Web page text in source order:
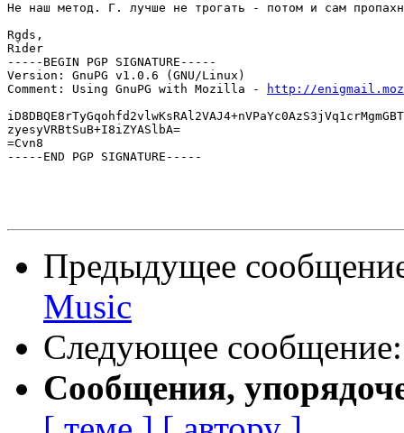
Не наш метод. Г. лучше не трогать - потом и сам
Rgds,
Rider
-----BEGIN PGP SIGNATURE-----
Version: GnuPG v1.0.6 (GNU/Linux)
Comment: Using GnuPG with Mozilla -
http://
zyesyVRBtSuB+I8iZYASlbA=
=Cvn8
-----END PGP SIGNATURE-----
Предыдущее
Music
Следующее
Сообщения,